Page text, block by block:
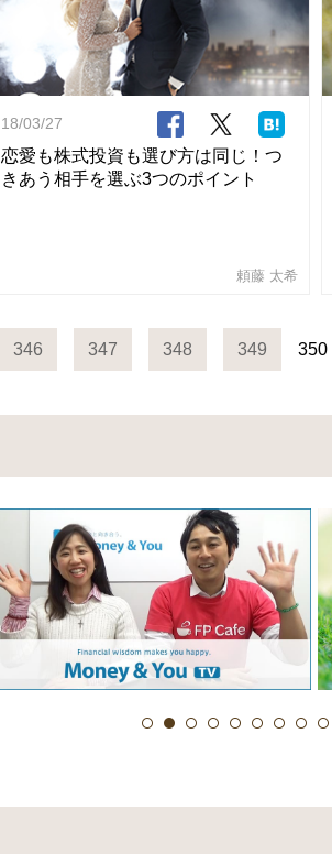
18/03/27
恋愛も株式投資も選び方は同じ！つ
きあう相手を選ぶ3つのポイント
頼藤 太希
346 347 348 349 350